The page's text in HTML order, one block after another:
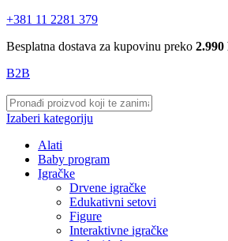
+381 11 2281 379
Besplatna dostava za kupovinu preko 2.990
B2B
Izaberi kategoriju
Alati
Baby program
Igračke
Drvene igračke
Edukativni setovi
Figure
Interaktivne igračke